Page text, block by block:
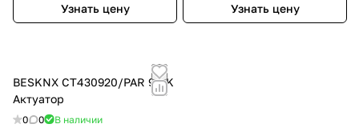
Узнать цену Узнать цену
BESKNX CT430920/PAR 9S-K
Актуатор
0 0 В наличии